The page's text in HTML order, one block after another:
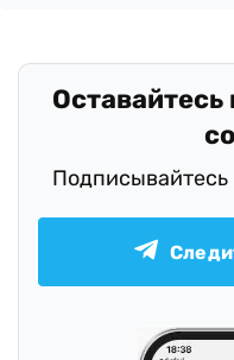
Оставайтесь
Подписывайтесь